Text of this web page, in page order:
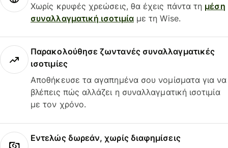
Χωρίς κρυφές χρεώσεις, θα έχεις πάντα τη μέση
συναλλαγματική ισοτιμίαμε τη Wise.
Παρακολούθησε ζωντανές συναλλαγματικές
ισοτιμίες
Αποθήκευσε τα αγαπημένα σου νομίσματα για να
βλέπεις πώς αλλάζει η συναλλαγματική ισοτιμία
με τον χρόνο.
Εντελώς δωρεάν, χωρίς διαφημίσεις